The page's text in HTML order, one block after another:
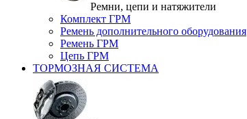
Ремни, цепи и натяжители
Комплект ГРМ
Ремень дополнительного оборудования
Ремень ГРМ
Цепь ГРМ
ТОРМОЗНАЯ СИСТЕМА